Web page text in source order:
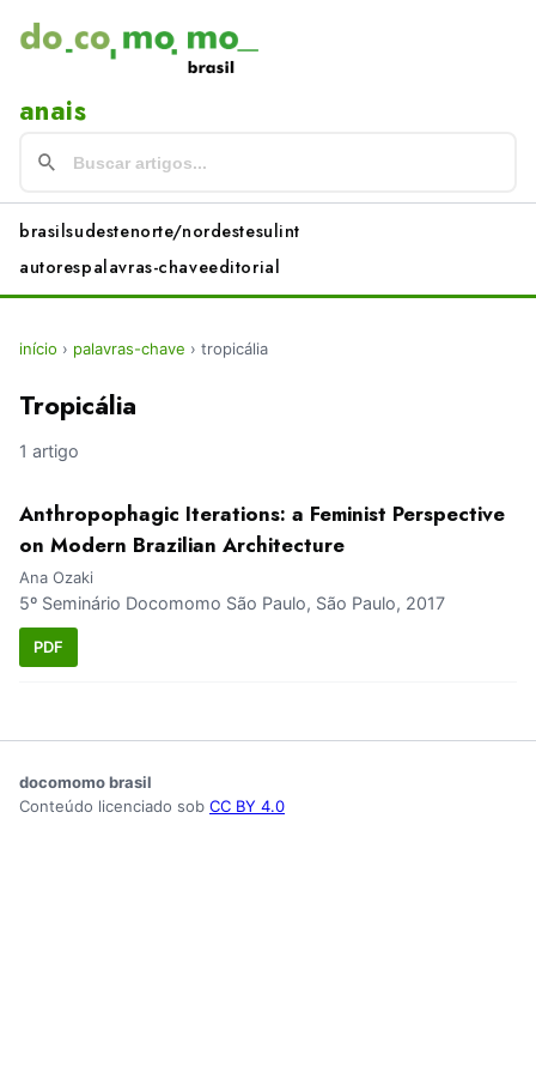
anais
brasilsudestenorte/nordestesulint
autorespalavras-chaveeditorial
início › palavras-chave › tropicália
Tropicália
1 artigo
Anthropophagic Iterations: a Feminist Perspective
on Modern Brazilian Architecture
Ana Ozaki
5º Seminário Docomomo São Paulo, São Paulo, 2017
PDF
docomomo brasil
Conteúdo licenciado sob CC BY 4.0